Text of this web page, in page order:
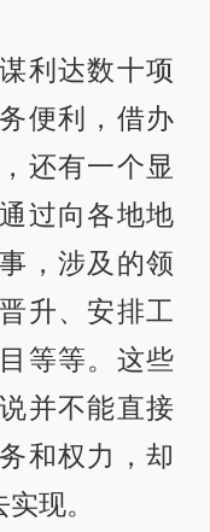
利达数十项
便利，借办
还有一个显
过向各地地
，涉及的领
升、安排工
等等。这些
并不能直接
和权力，却
现。